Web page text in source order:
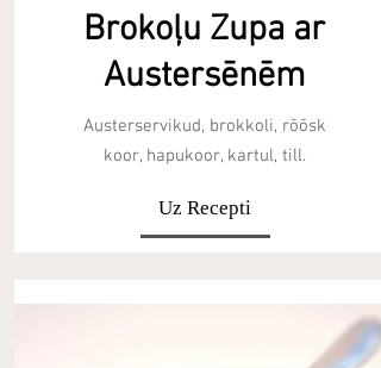
Brokoļu Zupa ar
Austersēnēm
Austerservikud, brokkoli, rõõsk
koor, hapukoor, kartul, till.
Uz Recepti